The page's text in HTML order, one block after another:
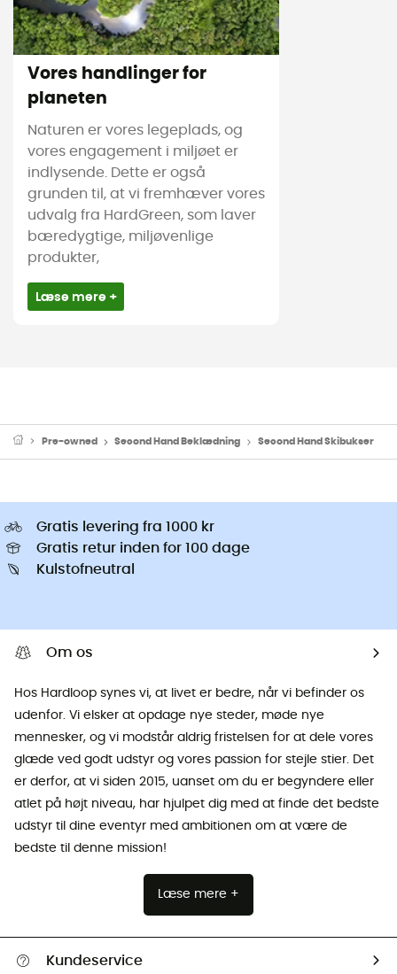
Vores handlinger for
planeten
Naturen er vores legeplads, og
vores engagement i miljøet er
indlysende. Dette er også
grunden til, at vi fremhæver vores
udvalg fra HardGreen, som laver
bæredygtige, miljøvenlige
produkter,
Læse mere +
Pre-owned Second Hand Beklædning Second Hand Skibukser
Gratis levering fra 1000 kr
Gratis retur inden for 100 dage
Kulstofneutral
Om os
Hos Hardloop synes vi, at livet er bedre, når vi befinder os
udenfor. Vi elsker at opdage nye steder, møde nye
mennesker, og vi modstår aldrig fristelsen for at dele vores
glæde ved godt udstyr og vores passion for stejle stier. Det
er derfor, at vi siden 2015, uanset om du er begyndere eller
atlet på højt niveau, har hjulpet dig med at finde det bedste
udstyr til dine eventyr med ambitionen om at være de
bedste til denne mission!
Læse mere +
Kundeservice